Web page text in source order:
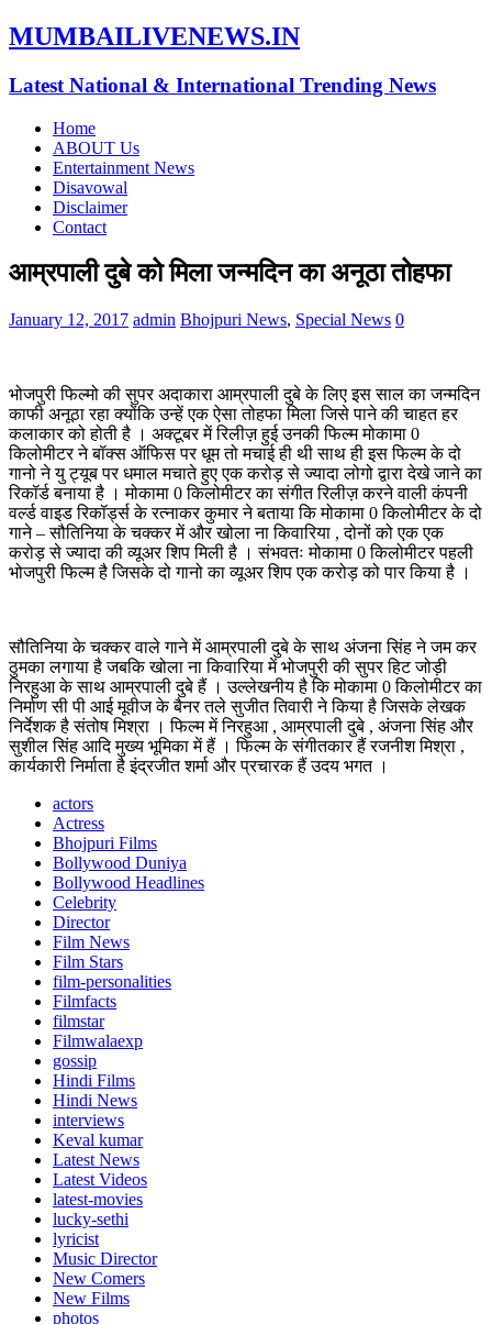
MUMBAILIVENEWS.IN
Latest National & International Trending News
Home
ABOUT Us
Entertainment News
Disavowal
Disclaimer
Contact
आम्रपाली दुबे को मिला जन्मदिन का अनूठा तोहफा
January 12, 2017 admin Bhojpuri News, Special News 0
भोजपुरी फिल्मो की सुपर अदाकारा आम्रपाली दुबे के लिए इस साल का जन्मदिन
काफी अनूठा रहा क्योंकि उन्हें एक ऐसा तोहफा मिला जिसे पाने की चाहत हर
कलाकार को होती है । अक्टूबर में रिलीज़ हुई उनकी फिल्म मोकामा 0
किलोमीटर ने बॉक्स ऑफिस पर धूम तो मचाई ही थी साथ ही इस फिल्म के दो
गानो ने यु ट्यूब पर धमाल मचाते हुए एक करोड़ से ज्यादा लोगो द्वारा देखे जाने का
रिकॉर्ड बनाया है । मोकामा 0 किलोमीटर का संगीत रिलीज़ करने वाली कंपनी
वर्ल्ड वाइड रिकॉर्ड्स के रत्नाकर कुमार ने बताया कि मोकामा 0 किलोमीटर के दो
गाने – सौतिनिया के चक्कर में और खोला ना किवारिया , दोनों को एक एक
करोड़ से ज्यादा की व्यूअर शिप मिली है । संभवतः मोकामा 0 किलोमीटर पहली
भोजपुरी फिल्म है जिसके दो गानो का व्यूअर शिप एक करोड़ को पार किया है ।
सौतिनिया के चक्कर वाले गाने में आम्रपाली दुबे के साथ अंजना सिंह ने जम कर
ठुमका लगाया है जबकि खोला ना किवारिया में भोजपुरी की सुपर हिट जोड़ी
निरहुआ के साथ आम्रपाली दुबे हैं । उल्लेखनीय है कि मोकामा 0 किलोमीटर का
निर्माण सी पी आई मूवीज के बैनर तले सुजीत तिवारी ने किया है जिसके लेखक
निर्देशक है संतोष मिश्रा । फिल्म में निरहुआ , आम्रपाली दुबे , अंजना सिंह और
सुशील सिंह आदि मुख्य भूमिका में हैं । फिल्म के संगीतकार हैं रजनीश मिश्रा ,
कार्यकारी निर्माता है इंद्रजीत शर्मा और प्रचारक हैं उदय भगत ।
actors
Actress
Bhojpuri Films
Bollywood Duniya
Bollywood Headlines
Celebrity
Director
Film News
Film Stars
film-personalities
Filmfacts
filmstar
Filmwalaexp
gossip
Hindi Films
Hindi News
interviews
Keval kumar
Latest News
Latest Videos
latest-movies
lucky-sethi
lyricist
Music Director
New Comers
New Films
photos